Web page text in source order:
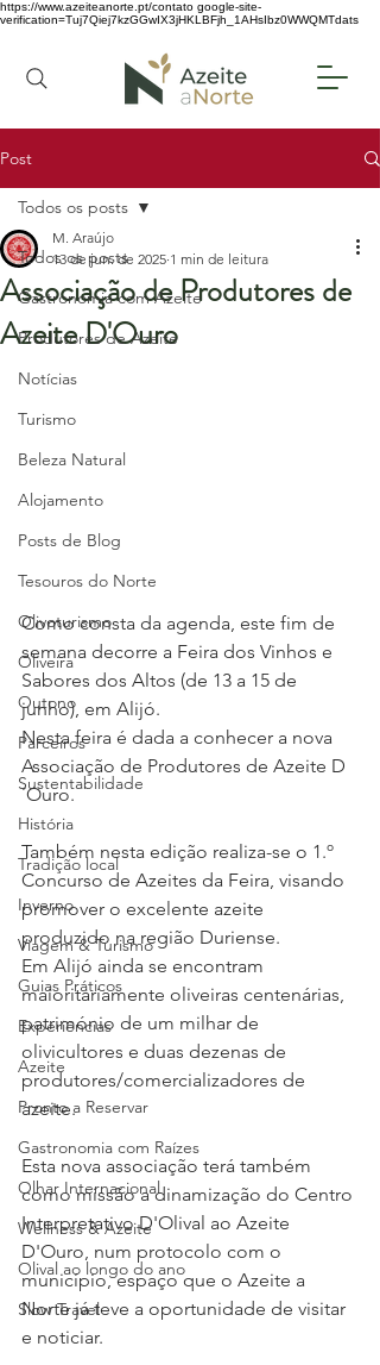
https://www.azeiteanorte.pt/contato google-site-
verification=Tuj7Qiej7kzGGwIX3jHKLBFjh_1AHsIbz0WWQMTdats
Post
Todos os posts
Gastronomia com Azeite
Produtores de Azeite
Notícias
Turismo
Beleza Natural
Alojamento
Posts de Blog
Tesouros do Norte
Olivoturismo
Oliveira
Outono
Parceiros
Sustentabilidade
História
Tradição local
Inverno
Viagem & Turismo
Guias Práticos
Experiências
Azeite
Pronto a Reservar
Gastronomia com Raízes
Olhar Internacional
Wellness & Azeite
Olival ao longo do ano
Slow Travel
Todos os posts
Associação de Produtores de
Azeite D'Ouro
M. Araújo
13 de jun. de 2025 1 min de leitura
Como consta da agenda, este fim de
semana decorre a Feira dos Vinhos e
Sabores dos Altos (de 13 a 15 de
junho), em Alijó.
Nesta feira é dada a conhecer a nova
Associação de Produtores de Azeite D
´Ouro.
Também nesta edição realiza-se o 1.º
Concurso de Azeites da Feira, visando
promover o excelente azeite
produzido na região Duriense.
Em Alijó ainda se encontram
maioritariamente oliveiras centenárias,
património de um milhar de
olivicultores e duas dezenas de
produtores/comercializadores de
azeite.
Esta nova associação terá também
como missão a dinamização do Centro
Interpretativo D'Olival ao Azeite
D'Ouro, num protocolo com o
município, espaço que o Azeite a
Norte já teve a oportunidade de visitar
e noticiar.